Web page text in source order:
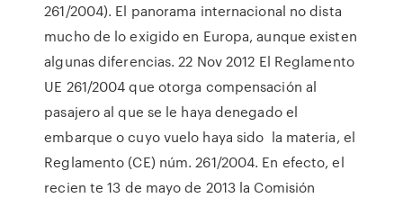
261/2004). El panorama internacional no dista
mucho de lo exigido en Europa, aunque existen
algunas diferencias. 22 Nov 2012 El Reglamento
UE 261/2004 que otorga compensación al
pasajero al que se le haya denegado el
embarque o cuyo vuelo haya sido la materia, el
Reglamento (CE) núm. 261/2004. En efecto, el
recien te 13 de mayo de 2013 la Comisión